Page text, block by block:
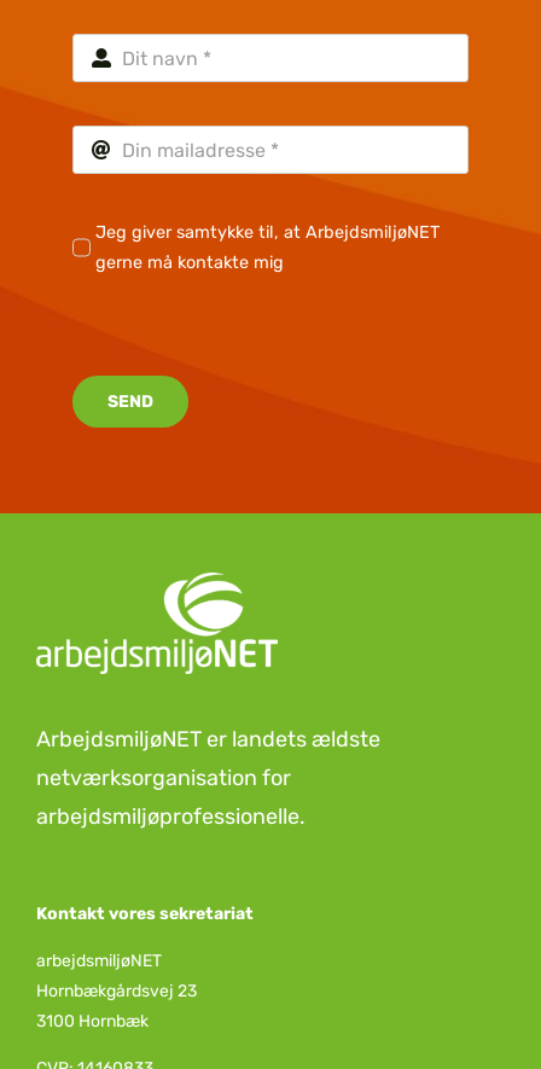
Jeg giver samtykke til, at ArbejdsmiljøNET
gerne må kontakte mig
SEND
ArbejdsmiljøNET er landets ældste
netværksorganisation for
arbejdsmiljøprofessionelle.
Kontakt vores sekretariat
arbejdsmiljøNET
Hornbækgårdsvej 23
3100 Hornbæk